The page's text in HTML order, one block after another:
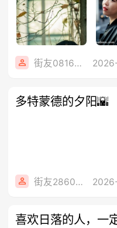
街友08168101
多特蒙德的夕阳🌇
街友28602925
喜欢日落的人，一